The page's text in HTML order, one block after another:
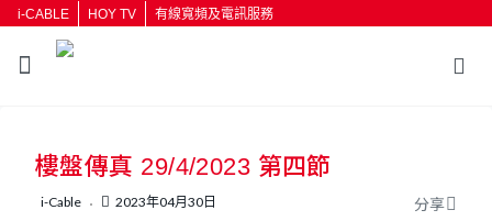
i-CABLE HOY TV 有線寬頻及電訊服務
按輸入鍵開始搜尋
樓盤傳真 29/4/2023 第四節
i-Cable 2023年04月30日 分享